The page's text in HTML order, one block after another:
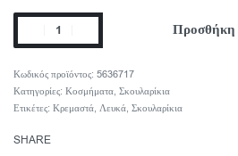
Προσθήκη
5636717
Κατηγορίες: Κοσμήματα, Σκουλαρίκια
Ετικέτες: Κρεμαστά, Λευκά, Σκουλαρίκια
SHARE